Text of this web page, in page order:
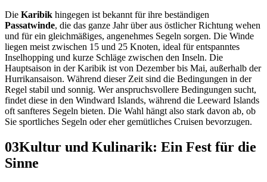
Die Karibik hingegen ist bekannt für ihre beständigen
Passatwinde, die das ganze Jahr über aus östlicher Richtung wehen
und für ein gleichmäßiges, angenehmes Segeln sorgen. Die Winde
liegen meist zwischen 15 und 25 Knoten, ideal für entspanntes
Inselhopping und kurze Schläge zwischen den Inseln. Die
Hauptsaison in der Karibik ist von Dezember bis Mai, außerhalb der
Hurrikansaison. Während dieser Zeit sind die Bedingungen in der
Regel stabil und sonnig. Wer anspruchsvollere Bedingungen sucht,
findet diese in den Windward Islands, während die Leeward Islands
oft sanfteres Segeln bieten. Die Wahl hängt also stark davon ab, ob
Sie sportliches Segeln oder eher gemütliches Cruisen bevorzugen.
03Kultur und Kulinarik: Ein Fest für die
Sinne